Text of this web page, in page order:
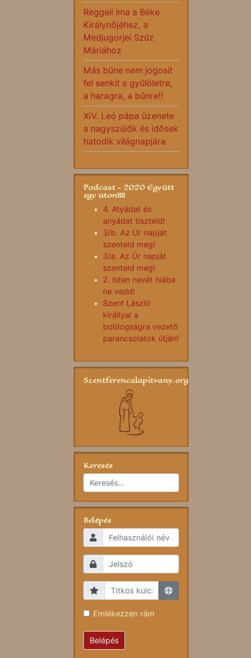
Reggeli ima a Béke
Királynőjéhez, a
Medjugorjei Szűz
Máriához
Más bűne nem jogosít
fel senkit a gyűlöletre,
a haragra, a bűnre!!
XIV. Leó pápa üzenete
a nagyszülők és idősek
hatodik világnapjára
Podcast - 2020 Együtt
egy úton!!!!
4. Atyádat és
anyádat tiszteld!
3/b. Az Úr napját
szenteld meg!
3/a. Az Úr napját
szenteld meg!
2. Isten nevét hiába
ne vedd!
Szent László
királlyal a
boldogságra vezető
parancsolatok útján!
Szentferencalapitvany.org
Keresés
Belépés
Emlékezzen rám
Belépés